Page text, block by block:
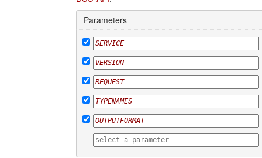
Parameters